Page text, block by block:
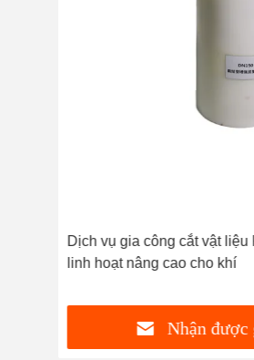
Dịch vụ gia công cắt vật
linh hoạt nâng cao cho khí
Nhận được